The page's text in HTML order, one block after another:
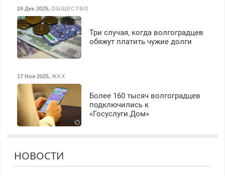
24 Дек 2025, ОБЩЕСТВО
Три случая, когда волгоградцев
обяжут платить чужие долги
17 Ноя 2025, ЖКХ
Более 160 тысяч волгоградцев
подключились к
«Госуслуги.Дом»
НОВОСТИ